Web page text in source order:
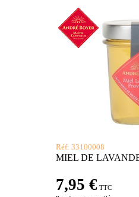
Réf: 33100008
MIEL DE
7,95 € TTC